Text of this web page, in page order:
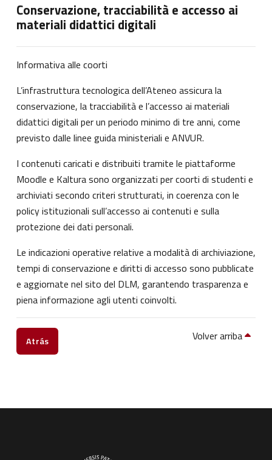
Conservazione, tracciabilità e accesso ai
materiali didattici digitali
Informativa alle coorti
L’infrastruttura tecnologica dell’Ateneo assicura la
conservazione, la tracciabilità e l’accesso ai materiali
didattici digitali per un periodo minimo di tre anni, come
previsto dalle linee guida ministeriali e ANVUR.
I contenuti caricati e distribuiti tramite le piattaforme
Moodle e Kaltura sono organizzati per coorti di studenti e
archiviati secondo criteri strutturati, in coerenza con le
policy istituzionali sull’accesso ai contenuti e sulla
protezione dei dati personali.
Le indicazioni operative relative a modalità di archiviazione,
tempi di conservazione e diritti di accesso sono pubblicate
e aggiornate nel sito del DLM, garantendo trasparenza e
piena informazione agli utenti coinvolti.
Atrás Volver arriba